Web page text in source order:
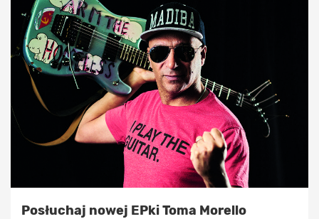
Posłuchaj nowej EPki Toma Morello